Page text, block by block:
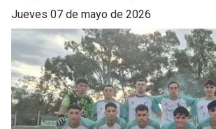
jueves 07 de mayo de 2026